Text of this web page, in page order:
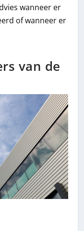
wanneer er
of wanneer er
van de